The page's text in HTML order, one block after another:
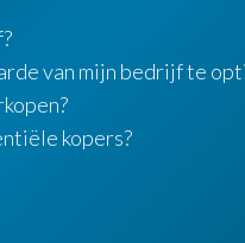
van mijn bedrijf te
kopers?